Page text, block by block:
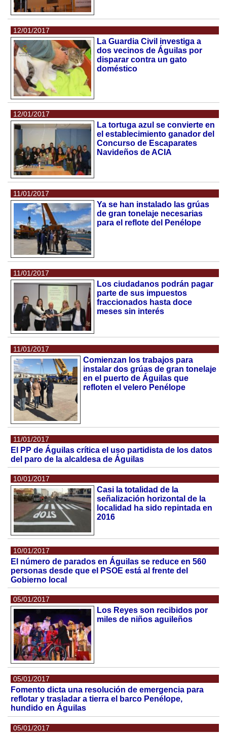
12/01/2017
La Guardia Civil investiga a
dos vecinos de Águilas por
disparar contra un gato
doméstico
12/01/2017
La tortuga azul se convierte en
el establecimiento ganador del
Concurso de Escaparates
Navideños de ACIA
11/01/2017
Ya se han instalado las grúas
de gran tonelaje necesarias
para el reflote del Penélope
11/01/2017
Los ciudadanos podrán pagar
parte de sus impuestos
fraccionados hasta doce
meses sin interés
11/01/2017
Comienzan los trabajos para
instalar dos grúas de gran tonelaje
en el puerto de Águilas que
refloten el velero Penélope
11/01/2017
El PP de Águilas crítica el uso partidista de los datos
del paro de la alcaldesa de Águilas
10/01/2017
Casi la totalidad de la
señalización horizontal de la
localidad ha sido repintada en
2016
10/01/2017
El número de parados en Águilas se reduce en 560
personas desde que el PSOE está al frente del
Gobierno local
05/01/2017
Los Reyes son recibidos por
miles de niños aguileños
05/01/2017
Fomento dicta una resolución de emergencia para
reflotar y trasladar a tierra el barco Penélope,
hundido en Águilas
05/01/2017